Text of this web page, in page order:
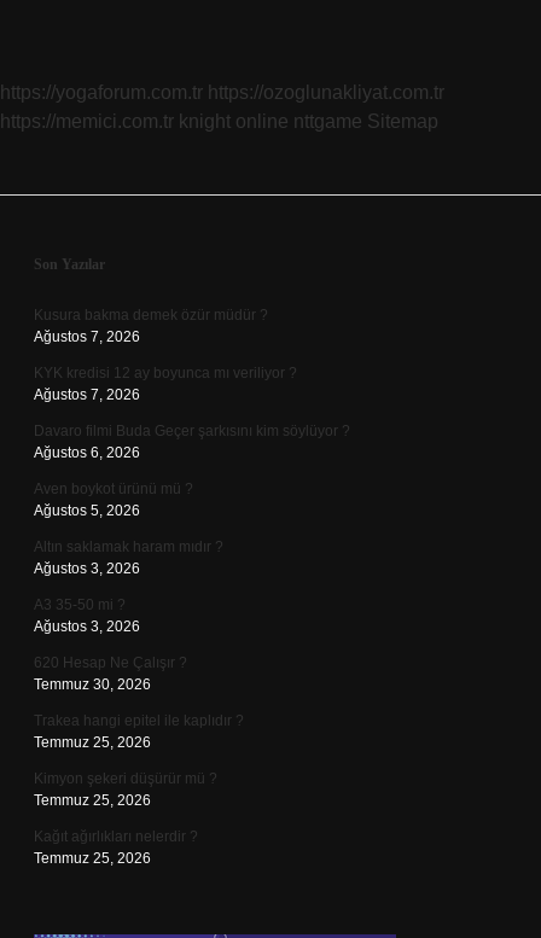
https://yogaforum.com.tr https://ozoglunakliyat.com.tr
https://memici.com.tr knight online nttgame Sitemap
Sidebar
Son Yazılar
Kusura bakma demek özür müdür ?
Ağustos 7, 2026
KYK kredisi 12 ay boyunca mı veriliyor ?
Ağustos 7, 2026
Davaro filmi Buda Geçer şarkısını kim söylüyor ?
Ağustos 6, 2026
Aven boykot ürünü mü ?
Ağustos 5, 2026
Altın saklamak haram mıdır ?
Ağustos 3, 2026
A3 35-50 mi ?
Ağustos 3, 2026
620 Hesap Ne Çalışır ?
Temmuz 30, 2026
Trakea hangi epitel ile kaplıdır ?
Temmuz 25, 2026
Kimyon şekeri düşürür mü ?
Temmuz 25, 2026
Kağıt ağırlıkları nelerdir ?
Temmuz 25, 2026